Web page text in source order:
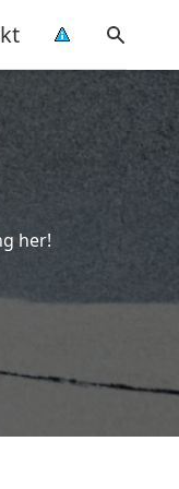
her!